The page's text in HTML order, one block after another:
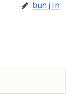
bunjin